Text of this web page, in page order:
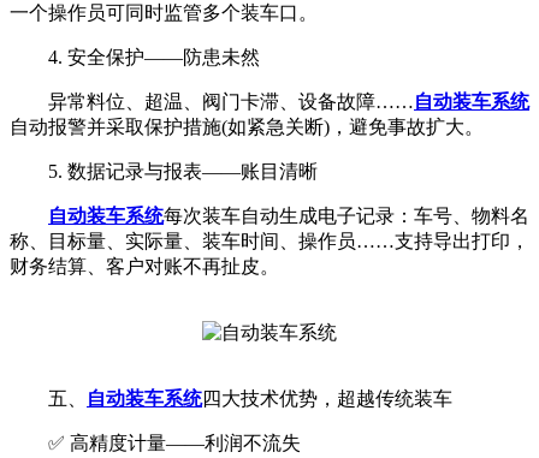
一个操作员可同时监管多个装车口。
4. 安全保护——防患未然
异常料位、超温、阀门卡滞、设备故障……自动装车系统
自动报警并采取保护措施(如紧急关断)，避免事故扩大。
5. 数据记录与报表——账目清晰
自动装车系统每次装车自动生成电子记录：车号、物料名
称、目标量、实际量、装车时间、操作员……支持导出打印，
财务结算、客户对账不再扯皮。
五、 自动装车系统四大技术优势，超越传统装车
✅ 高精度计量——利润不流失